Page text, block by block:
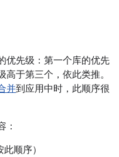
优先级：第一个库的优先
于第三个，依此类推。
并到应用中时，此顺序很
：
此顺序）